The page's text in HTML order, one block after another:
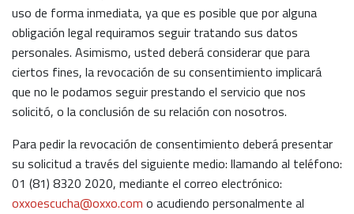
uso de forma inmediata, ya que es posible que por alguna
obligación legal requiramos seguir tratando sus datos
personales. Asimismo, usted deberá considerar que para
ciertos fines, la revocación de su consentimiento implicará
que no le podamos seguir prestando el servicio que nos
solicitó, o la conclusión de su relación con nosotros.
Para pedir la revocación de consentimiento deberá presentar
su solicitud a través del siguiente medio: llamando al teléfono:
01 (81) 8320 2020, mediante el correo electrónico:
oxxoescucha@oxxo.com o acudiendo personalmente al